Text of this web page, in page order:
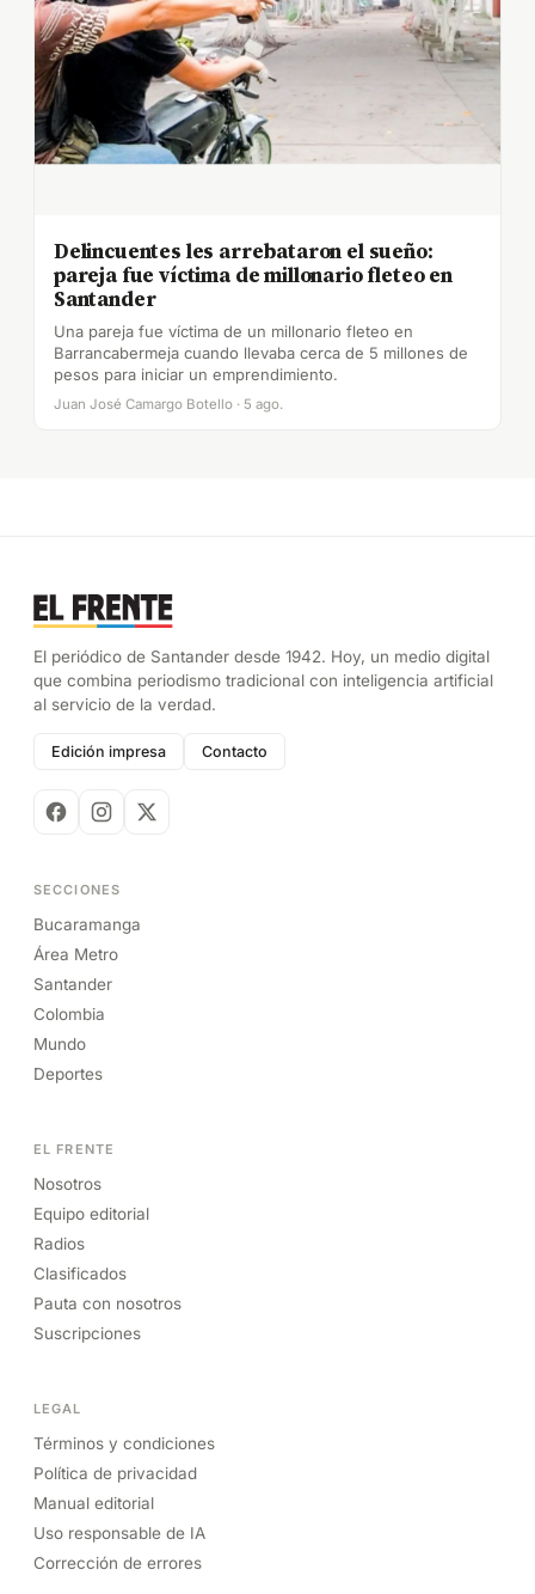
Delincuentes les arrebataron el sueño:
pareja fue víctima de millonario fleteo en
Santander
Una pareja fue víctima de un millonario fleteo en
Barrancabermeja cuando llevaba cerca de 5 millones de
pesos para iniciar un emprendimiento.
Juan José Camargo Botello · 5 ago.
El periódico de Santander desde 1942. Hoy, un medio digital
que combina periodismo tradicional con inteligencia artificial
al servicio de la verdad.
Edición impresa Contacto
SECCIONES
Bucaramanga
Área Metro
Santander
Colombia
Mundo
Deportes
EL FRENTE
Nosotros
Equipo editorial
Radios
Clasificados
Pauta con nosotros
Suscripciones
LEGAL
Términos y condiciones
Política de privacidad
Manual editorial
Uso responsable de IA
Corrección de errores